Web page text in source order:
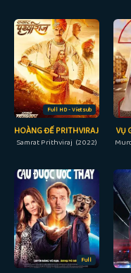
Full HD - Vietsub
HOÀNG ĐẾ PRITHVIRAJ
Samrat Prithviraj (2022)
VỤ
Full